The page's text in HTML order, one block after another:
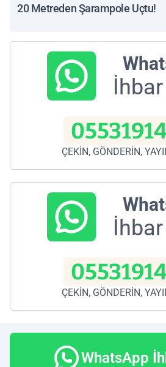
20 Metreden Şarampole Uçtu!
ÇEKİN, GÖNDERİN,
ÇEKİN, GÖNDERİN,
WhatsApp